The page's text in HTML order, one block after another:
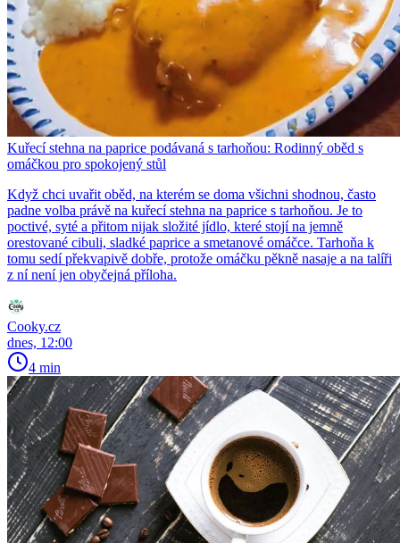
Kuřecí stehna na paprice podávaná s tarhoňou: Rodinný oběd s
omáčkou pro spokojený stůl
Když chci uvařit oběd, na kterém se doma všichni shodnou, často
padne volba právě na kuřecí stehna na paprice s tarhoňou. Je to
poctivé, syté a přitom nijak složité jídlo, které stojí na jemně
orestované cibuli, sladké paprice a smetanové omáčce. Tarhoňa k
tomu sedí překvapivě dobře, protože omáčku pěkně nasaje a na talíři
z ní není jen obyčejná příloha.
Cooky.cz
dnes, 12:00
4 min